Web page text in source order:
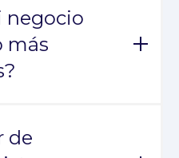
toda la normativa
negocio
más
operación lo
de